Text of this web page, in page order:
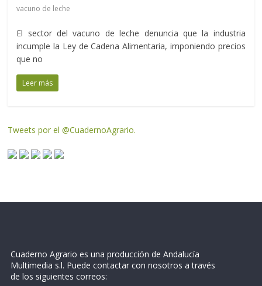
vacuno de leche
El sector del vacuno de leche denuncia que la industria
incumple la Ley de Cadena Alimentaria, imponiendo precios
que no
Leer más
Tweets por el @CuadernoAgrario.
Cuaderno Agrario es una producción de Andalucía
Multimedia s.l. Puede contactar con nosotros a través
de los siguientes correos: